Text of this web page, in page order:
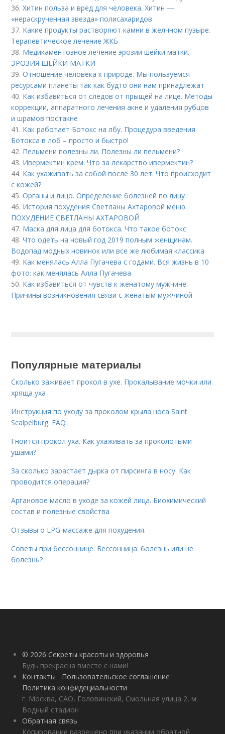
36.Хитин польза и вред для человека. Хитин —
«нераскрученная звезда» полисахаридов
37. Какие продукты растворяют камни в желчном пузыре.
Терапевтическое лечение ЖКБ
38. Медикаментозное лечение эрозии шейки матки.
ЭРОЗИЯ ШЕЙКИ МАТКИ
39.Отношение человека к природе. Мы пользуемся
ресурсами планеты так как будто они нам принадлежат
40. Как избавиться от следов от прыщей на лице. Методы
коррекции, аппаратного лечения акне и удаления рубцов
и шрамов постакне
41. Как работает Ботокс на лбу. Процедура введения
Ботокса в лоб – просто и быстро!
42. Пельмени полезны ли. Полезны ли пельмени?
43. Ивермектин крем. Что за лекарство ивермектин?
44. Как ухаживать за собой после 30 лет. Что происходит
с кожей?
45.Органы и лицо. Определение болезней по лицу
46. История похудения Светланы Ахтаровой меню.
ПОХУДЕНИЕ СВЕТЛАНЫ АХТАРОВОЙ
47. Маска для лица для ботокса. Что такое ботокс
48.Что одеть на новый год 2019 полным женщинам.
Водопад модных новинок или все же любимая классика
49. Как менялась Алла Пугачева с годами. Вся жизнь в 10
фото: как менялась Алла Пугачева
50. Как избавиться от чувств к женатому мужчине.
Причины возникновения связи с женатым мужчиной
Популярные материалы
Сколько заживает прокол в ухе. Прокалывание мочки или
хряща уха
Инструкция по уходу за проколом крыла носа Saint
Scalpelburg. FAQ
Гноится прокол уха. Как ухаживать за проколотыми
ушами?
За сколько зарастает дырка от пирсинга в носу. Как
проводится операция?
Аргановое масло в уходе за кожей лица. Биохимический
состав и полезные свойства
Отзывы о LPG-массаже для похудения.
Советы при бессоннице. Бессонница: болезнь или не
болезнь?
© 2026 Секреты красоты и здоровья
Будь прекрасна вместе с нами!
Контакты
Пользовательское соглашение
Политика конфидециальности
г. Москва, САО, Головинский, Смольная улица 2, м.
Водный стадион
Обратная связь
Копирование разрешено при указании обратной